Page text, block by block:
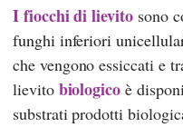
I fiocchi di lievitosono
funghi inferiori
che vengono essiccati e
lievito biologico è
substrati prodotti